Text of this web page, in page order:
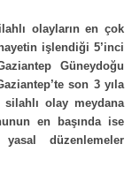
olayların en çok
işlendiği 5’inci
Güneydoğu
son 3 yıla
olay meydana
en başında ise
yasal düzenlemeler